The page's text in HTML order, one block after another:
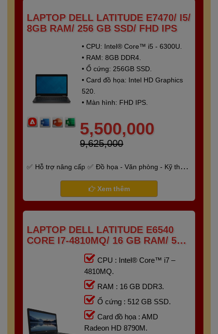
LAPTOP DELL LATITUDE E7470/ I5/
8GB RAM/ 256 GB SSD/ FHD IPS
• CPU: Intel® Core™ i5 - 6300U.
• RAM: 8GB DDR4.
• Ổ cứng: 256GB SSD.
• Card đồ họa: Intel HD Graphics
520.
• Màn hình: FHD IPS.
5,500,000
9,625,000
Hỗ trợ nâng cấp
Đồ họa - Văn phòng - Kỹ thuật
Bảo hành 6 tháng
Xem thêm
LAPTOP DELL LATITUDE E6540
CORE I7-4810MQ/ 16 GB RAM/ 512
GB SSD/ AMD RADEON HD 8790M/
CPU : Intel® Core™ i7 –
4810MQ.
RAM : 16 GB DDR3.
Ổ cứng : 512 GB SSD.
Card đồ họa : AMD
Radeon HD 8790M.